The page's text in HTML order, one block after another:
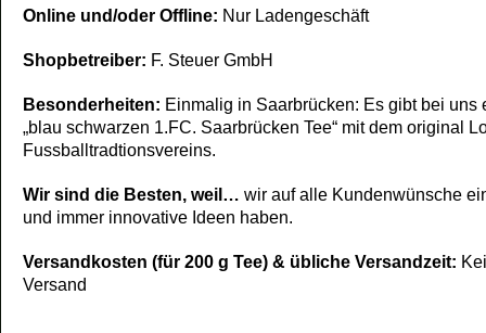
Online und/oder Offline: Nur Ladengeschäft
Shopbetreiber: F. Steuer GmbH
Besonderheiten: Einmalig in Saarbrücken: Es gibt bei uns
„blau schwarzen 1.FC. Saarbrücken Tee“ mit dem original
Fussballtradtionsvereins.
Wir sind die Besten, weil… wir auf alle Kundenwünsche
und immer innovative Ideen haben.
Versandkosten (für 200 g Tee) & übliche Versandzeit:
Versand